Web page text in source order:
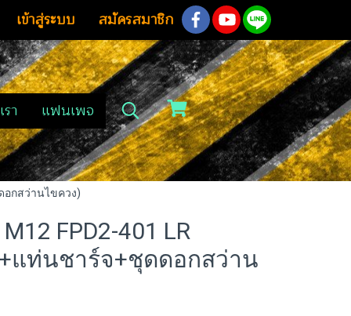
เข้าสู่ระบบ สมัครสมาชิก
า แฟนเพจ
อกสว่านไขควง)
FPD2-401 LR
แท่นชาร์จ+ชุดดอกสว่าน